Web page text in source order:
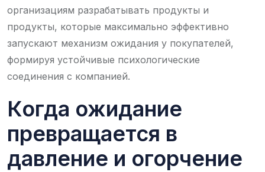
организациям разрабатывать продукты и
продукты, которые максимально эффективно
запускают механизм ожидания у покупателей,
формируя устойчивые психологические
соединения с компанией.
Когда ожидание
превращается в
давление и огорчение